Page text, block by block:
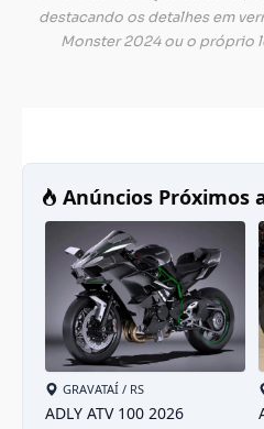
destacando os detalhes em
Monster 2024 ou o próprio